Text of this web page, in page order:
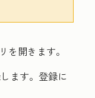
を開きます。
ます。登録に